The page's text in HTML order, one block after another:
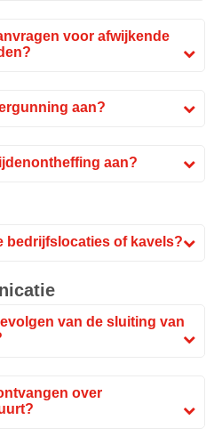
voor afwijkende
aan?
aan?
bedrijfslocaties of kavels?
van de sluiting van
over